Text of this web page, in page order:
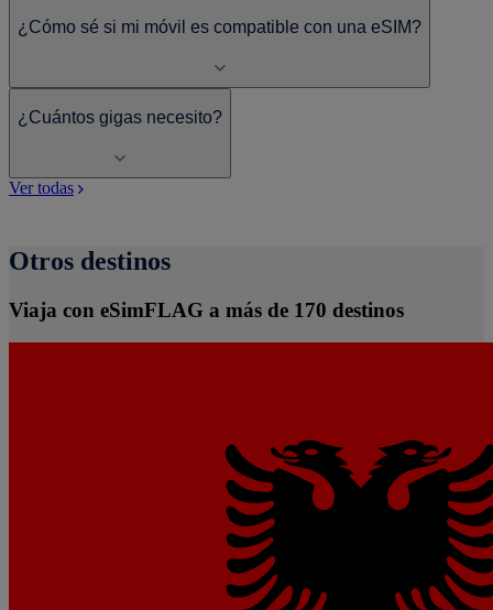
¿Cómo sé si mi móvil es compatible con una eSIM?
¿Cuántos gigas necesito?
Ver todas
Otros destinos
Viaja con eSimFLAG a más de 170 destinos